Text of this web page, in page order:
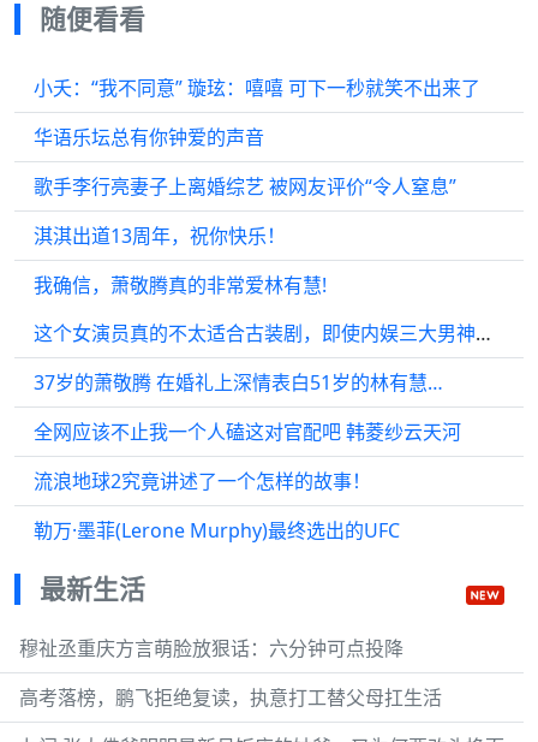
随便看看
小夭：“我不同意” 璇玹：嘻嘻 可下一秒就笑不出来了
华语乐坛总有你钟爱的声音
歌手李行亮妻子上离婚综艺 被网友评价“令人窒息”
淇淇出道13周年，祝你快乐！
我确信，萧敬腾真的非常爱林有慧!
这个女演员真的不太适合古装剧，即使内娱三大男神也曾尝试带红她…
37岁的萧敬腾 在婚礼上深情表白51岁的林有慧…
全网应该不止我一个人磕这对官配吧 韩菱纱云天河
流浪地球2究竟讲述了一个怎样的故事！
勒万·墨菲(Lerone Murphy)最终选出的UFC
最新生活
穆祉丞重庆方言萌脸放狠话：六分钟可点投降
高考落榜，鹏飞拒绝复读，执意打工替父母扛生活